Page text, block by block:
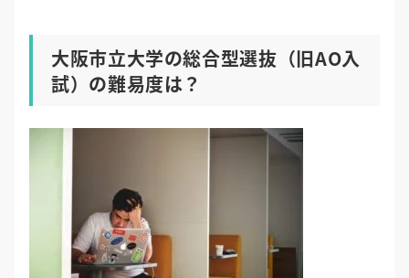
大阪市立大学の総合型選抜（旧AO入
試）の難易度は？